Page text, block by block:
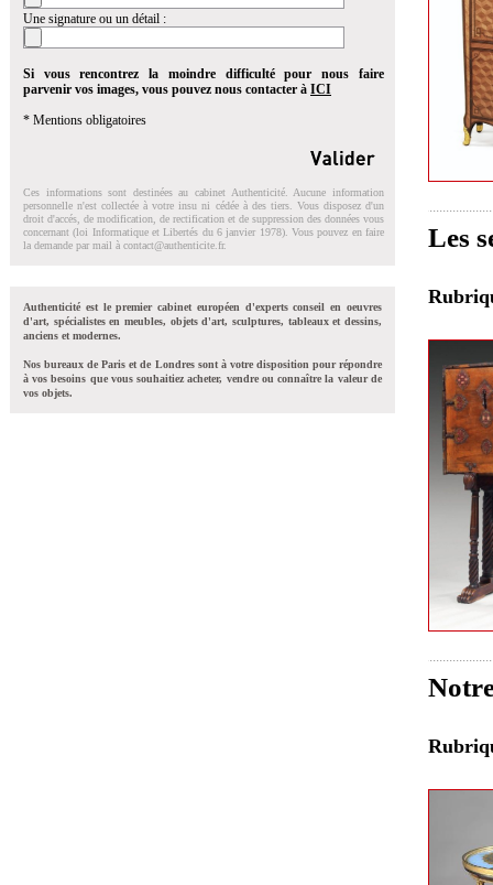
Une signature ou un détail :
Si vous rencontrez la moindre difficulté pour nous faire
parvenir vos images, vous pouvez nous contacter à ICI
* Mentions obligatoires
Ces informations sont destinées au cabinet Authenticité. Aucune information
personnelle n'est collectée à votre insu ni cédée à des tiers. Vous disposez d'un
droit d'accés, de modification, de rectification et de suppression des données vous
concernant (loi Informatique et Libertés du 6 janvier 1978). Vous pouvez en faire
la demande par mail à contact@authenticite.fr.
Authenticité est le premier cabinet européen d'experts conseil en oeuvres
d'art, spécialistes en meubles, objets d'art, sculptures, tableaux et dessins,
anciens et modernes.
Nos bureaux de Paris et de Londres sont à votre disposition pour répondre
à vos besoins que vous souhaitiez acheter, vendre ou connaître la valeur de
vos objets.
Les